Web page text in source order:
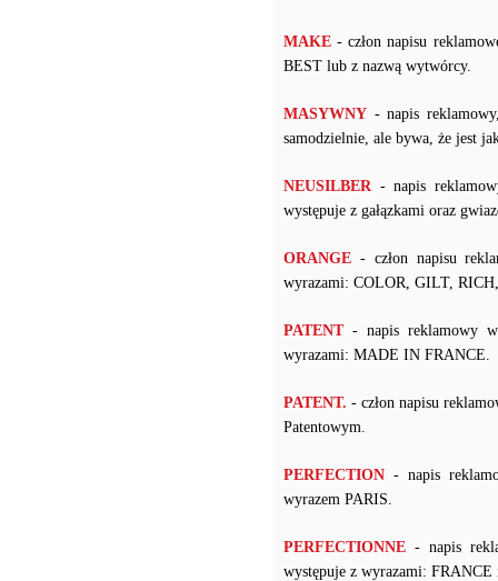
MAKE - człon napisu
BEST lub z nazwą wytwórcy.
MASYWNY - napis
samodzielnie, ale bywa, że jest
NEUSILBER- napis
występuje z gałązkami oraz
ORANGE - człon napisu
wyrazami: COLOR, GILT,
PATENT- napis reklamowy w
wyrazami: MADE IN FRANCE.
PATENT. - człon napisu
Patentowym.
PERFECTION - napis
wyrazem PARIS.
PERFECTIONNE - napis
występuje z wyrazami: